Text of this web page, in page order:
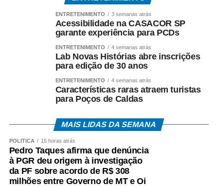
hambúrgueres, sanduíches, petiscos, carnes brancas e
frutos do mar, sem se sobrepor aos sabores dos
A verdadeira Pilsen (em português, Pils em alemão)
tem sua origem na República Tcheca no século XIX.
Reconhecida pela alta lupulagem, que lhe confere um
amargor acentuado, a cerveja pilsen ganhou notoriedade
por ser, à época, uma cerveja clara.
Puro Malte: mais destaque para o malte.
Embora “Puro Malte” não seja um estilo de cerveja,
mas uma classificação relacionada aos ingredientes
utilizados na produção, o termo se tornou bastante
conhecido entre os consumidores brasileiros.
ENTRETENIMENTO 3 semanas atrás
Acessibilidade na CASACOR SP
garante experiência para PCDs
ENTRETENIMENTO 4 semanas atrás
Lab Novas Histórias abre inscrições
para edição de 30 anos
ENTRETENIMENTO 4 semanas atrás
Características raras atraem turistas
para Poços de Caldas
MAIS LIDAS DA SEMANA
POLÍTICA 15 horas atrás
Pedro Taques afirma que denúncia
à PGR deu origem à investigação
da PF sobre acordo de R$ 308
milhões entre Governo de MT e Oi